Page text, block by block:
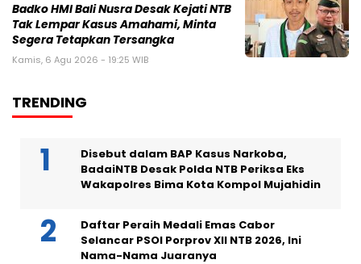
Badko HMI Bali Nusra Desak Kejati NTB
Tak Lempar Kasus Amahami, Minta
Segera Tetapkan Tersangka
Kamis, 6 Agu 2026 - 19:25 WIB
TRENDING
Disebut dalam BAP Kasus Narkoba,
BadaiNTB Desak Polda NTB Periksa Eks
Wakapolres Bima Kota Kompol Mujahidin
Daftar Peraih Medali Emas Cabor
Selancar PSOI Porprov XII NTB 2026, Ini
Nama-Nama Juaranya